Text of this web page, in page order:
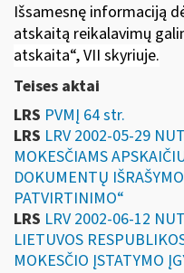
Išsamesnę informaciją
atskaitą reikalavimų
atskaita“, VII skyriuje.
Teises aktai
LRS PVMĮ 64 str.
LRS LRV 2002-05-29
MOKESČIAMS
DOKUMENTŲ
PATVIRTINIMO“
LRS LRV 2002-06-12
LIETUVOS
MOKESČIO ĮSTATYMO